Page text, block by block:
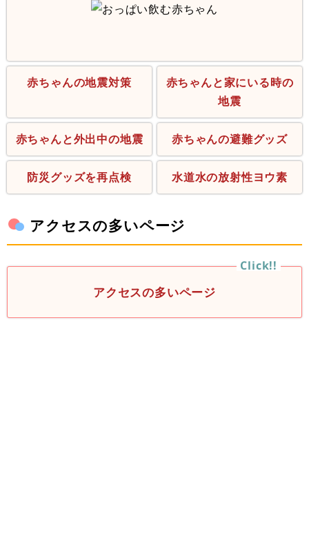
赤ちゃんの地震対策
赤ちゃんと家にいる時の
地震
赤ちゃんと外出中の地震 赤ちゃんの避難グッズ
防災グッズを再点検 水道水の放射性ヨウ素
アクセスの多いページ
アクセスの多いページ